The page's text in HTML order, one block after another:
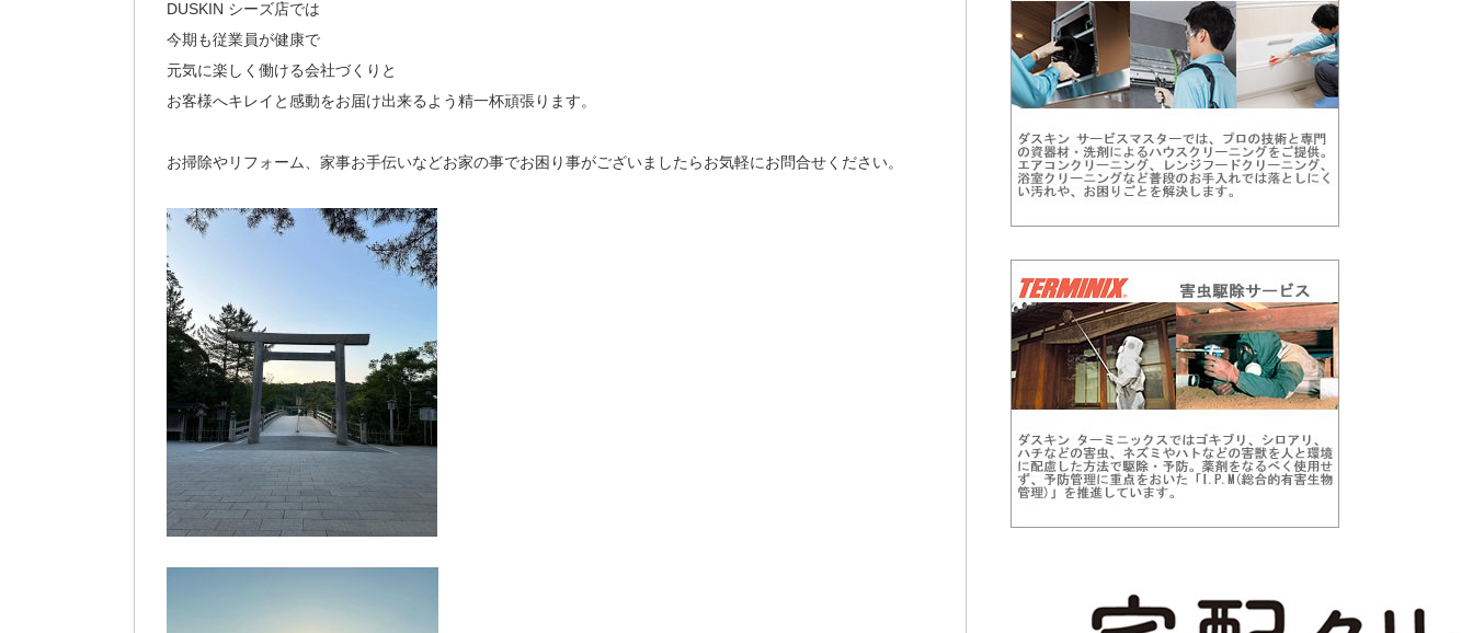
DUSKIN シーズ店では
今期も従業員が健康で
元気に楽しく働ける会社づくりと
お客様へキレイと感動をお届け出来るよう精一杯頑張ります。
お掃除やリフォーム、家事お手伝いなどお家の事でお困り事がございましたらお気軽にお問合せください。